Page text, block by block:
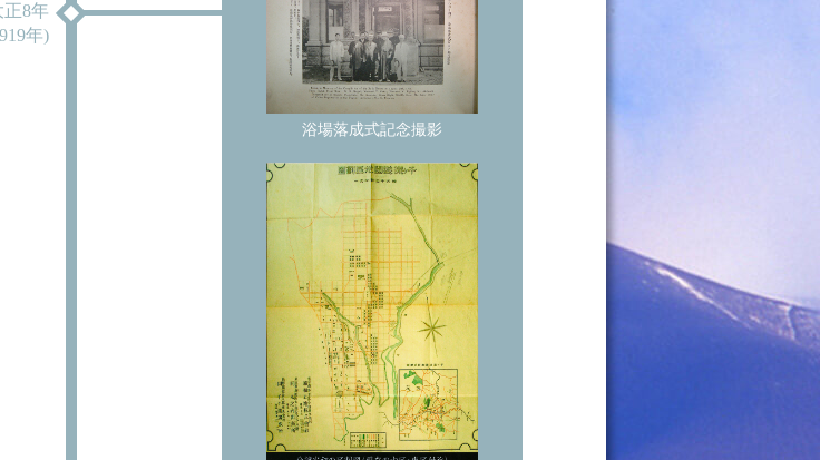
正8年
年)
浴場落成式記念撮影